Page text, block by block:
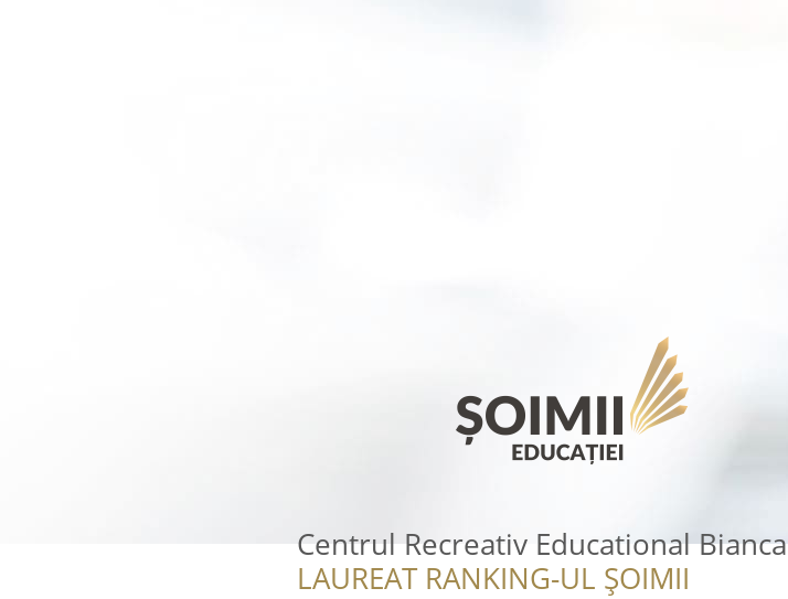
Centrul Recreativ Educational Bianca
LAUREAT RANKING-UL ȘOIMII